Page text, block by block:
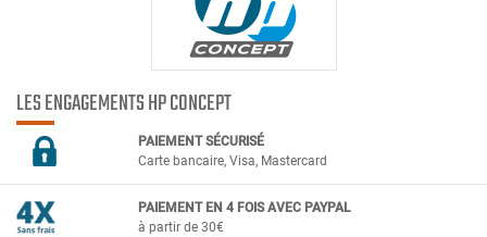
LES ENGAGEMENTS HP CONCEPT
PAIEMENT SÉCURISÉ
Carte bancaire, Visa, Mastercard
PAIEMENT EN 4 FOIS AVEC PAYPAL
à partir de 30€